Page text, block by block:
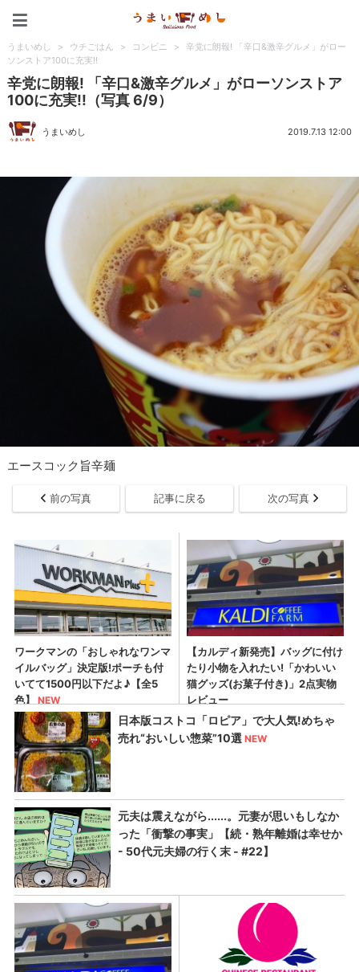
うまいめし > ウチごはん > コンビニ >
辛党に朗報! 「辛口&激辛グルメ」がロー
ソンストア100に充実!!
辛党に朗報! 「辛口&激辛グルメ」がローソンストア
100に充実!!（写真 6/9）
うまいめし 2019.7.13 12:00
エースコック旨辛麺
前の写真 記事に戻る 次の写真